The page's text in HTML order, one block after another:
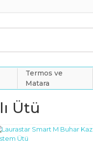
Termos ve
Matara
Ütü